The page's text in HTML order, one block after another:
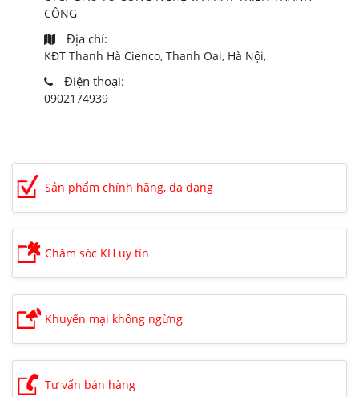
CÔNG
Địa chỉ:
KĐT Thanh Hà Cienco, Thanh Oai, Hà Nội,
Điện thoại:
0902174939
Sản phẩm chính hãng, đa dạng
Chăm sóc KH uy tín
Khuyến mại không ngừng
Tư vấn bán hàng